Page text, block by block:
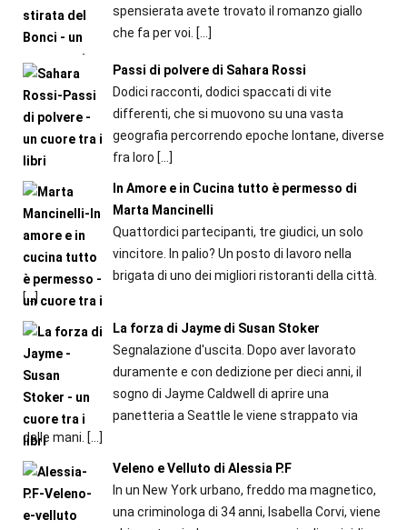
spensierata avete trovato il romanzo giallo
che fa per voi. […]
Passi di polvere di Sahara Rossi
Dodici racconti, dodici spaccati di vite
differenti, che si muovono su una vasta
geografia percorrendo epoche lontane, diverse
fra loro […]
In Amore e in Cucina tutto è permesso di
Marta Mancinelli
Quattordici partecipanti, tre giudici, un solo
vincitore. In palio? Un posto di lavoro nella
brigata di uno dei migliori ristoranti della città.
[…]
La forza di Jayme di Susan Stoker
Segnalazione d'uscita. Dopo aver lavorato
duramente e con dedizione per dieci anni, il
sogno di Jayme Caldwell di aprire una
panetteria a Seattle le viene strappato via
dalle mani. […]
Veleno e Velluto di Alessia P.F
In un New York urbano, freddo ma magnetico,
una criminologa di 34 anni, Isabella Corvi, viene